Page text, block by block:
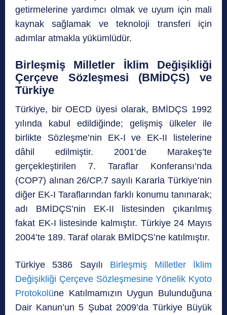
getirmelerine yardımcı olmak ve uyum için mali
kaynak sağlamak ve teknoloji transferi için
adımlar atmakla yükümlüdür.
Birleşmiş Milletler İklim Değişikliği
Çerçeve Sözleşmesi (BMİDÇS) ve
Türkiye
Türkiye, bir OECD üyesi olarak, BMİDÇS 1992
yılında kabul edildiğinde; gelişmiş ülkeler ile
birlikte Sözleşme’nin EK-I ve EK-II listelerine
dâhil edilmiştir. 2001’de Marakeş’te
gerçekleştirilen 7. Taraflar Konferansı’nda
(COP7) alınan 26/CP.7 sayılı Kararla Türkiye’nin
diğer EK-I Taraflarından farklı konumu tanınarak;
adı BMİDÇS’nin EK-II listesinden çıkarılmış
fakat EK-I listesinde kalmıştır. Türkiye 24 Mayıs
2004’te 189. Taraf olarak BMİDÇS’ne katılmıştır.
Türkiye 5386 Sayılı Birleşmiş Milletler İklim
Değişikliği Çerçeve Sözleşmesine Yönelik Kyoto
Protokolüne Katılmamızın Uygun Bulunduğuna
Dair Kanun’un 5 Şubat 2009’da Türkiye Büyük